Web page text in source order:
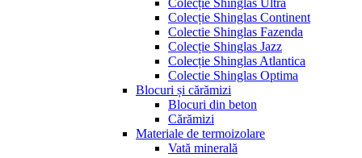
Colecție Shinglas Ultra
Colecție Shinglas Continent
Colectie Shinglas Fazenda
Colecție Shinglas Jazz
Colecție Shinglas Atlantica
Colectie Shinglas Optima
Blocuri și cărămizi
Blocuri din beton
Cărămizi
Materiale de termoizolare
Vată minerală